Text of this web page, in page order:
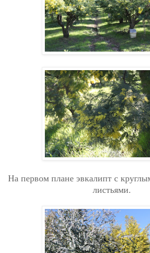
На первом плане эвкалипт с
листьями.